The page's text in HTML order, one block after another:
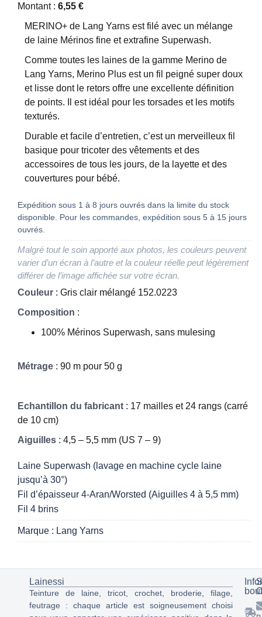
Montant : 6,55 €
MERINO+ de Lang Yarns est filé avec un mélange
de laine Mérinos fine et extrafine Superwash.
Comme toutes les laines de la gamme Merino de
Lang Yarns, Merino Plus est un fil peigné super doux
et lisse dont le retors offre une excellente définition
de points. Il est idéal pour les torsades et les motifs
texturés.
Durable et facile d’entretien, c’est un merveilleux fil
basique pour tricoter des vêtements et des
accessoires de tous les jours, de la layette et des
couvertures pour bébé.
Expédition sous 1 à 8 jours ouvrés dans la limite du stock
disponible. Pour les commandes, expédition sous 5 à 15 jours
ouvrés.
Malgré tout le soin apporté aux photos, les couleurs peuvent
varier d’un écran à l’autre et la couleur réelle peut légèrement
différer de l’image affichée sur votre écran.
Couleur : Gris clair mélangé 152.0223
Composition :
100% Mérinos Superwash, sans mulesing
Métrage : 90 m pour 50 g
Echantillon du fabricant : 17 mailles et 24 rangs (carré
de 10 cm)
Aiguilles : 4,5 – 5,5 mm (US 7 – 9)
Laine Superwash (lavage en machine cycle laine
jusqu’à 30°)
Fil d’épaisseur 4-Aran/Worsted (Aiguilles 4 à 5,5 mm)
Fil 4 brins
Marque : Lang Yarns
Lainessi
Teinture de laine, tricot, crochet, broderie, filage,
feutrage : chaque article est soigneusement choisi